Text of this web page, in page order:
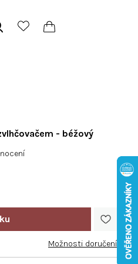
- béžový
Možnosti doručení